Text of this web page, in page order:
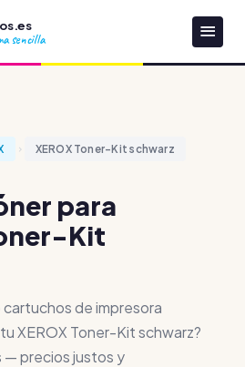
sencilla
XEROX Toner-Kit schwarz
para
Kit
de impresora
XEROX Toner-Kit schwarz?
— precios justos y